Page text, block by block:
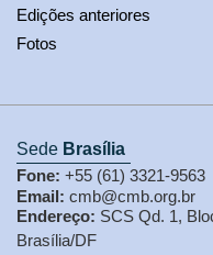
Edições anteriores
Fotos
Sede Brasília
Fone: +55 (61) 3321-9563
Email: cmb@cmb.org.br
Endereço: SCS Qd. 1,
Brasília/DF